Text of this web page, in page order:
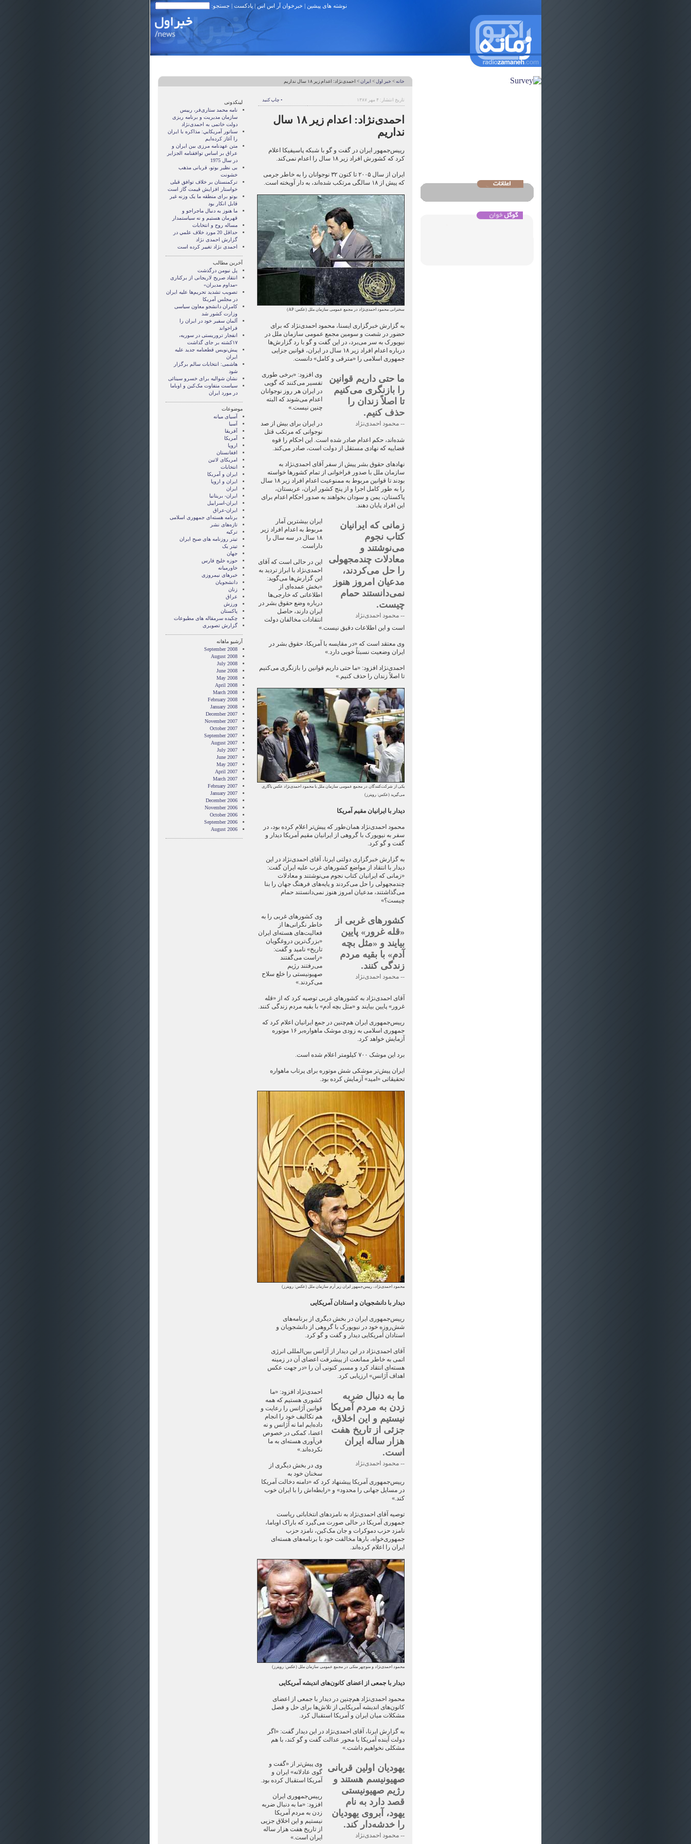
نوشته های پیشین | خبرخوان آر اس اس| پادکست | جستجو:
خانه > خبر اول > ایران > احمدی‌نژاد: اعدام زیر ۱۸ سال نداریم
تاریخ انتشار: ۴ مهر ۱۳۸۷ • چاپ کنید
احمدی‌نژاد: اعدام زیر ۱۸ سال
نداریم
رییس‌جمهور ایران در گفت و گو با شبکه‌ پاسیفیکا اعلام
کرد که کشورش افراد زیر ۱۸ سال را اعدام نمی‌کند.
ایران از سال ۲۰۰۵ تا کنون ۳۲ نوجوانان را به خاطر جرمی
که پیش از ۱۸ سالگی مرتکب شده‌‌اند، به دار آویخته است.
سخنرانی محمود احمدی‌نژاد در مجمع عمومی سازمان ملل (عکس: AP)
به گزارش خبرگزاری ایسنا، محمود احمدی‌نژاد که برای
حضور در شصت و سومین مجمع عمومی سازمان ملل در
نیویورک به سر می‌برد، در این گفت و گو با رد گزارش‌ها
درباره اعدام افراد زیر ۱۸ سال در ایران، قوانین جزایی
جمهوری اسلامی را «مترقی و کامل» دانست.
ما حتی داریم قوانین
را بازنگری می‌کنیم
تا اصلاً زندان را
حذف کنیم.
-- محمود احمدی‌نژاد
وی افزود: «برخی طوری
تفسیر می‌کنند که گویی
در ایران هر روز نوجوانان
اعدام می‌شوند که البته
چنین نیست.»
در ایران برای بیش از صد
نوجوانی که مرتکب قتل
شده‌اند، حکم اعدام صادر شده است. این احکام را قوه
قضاییه که نهادی مستقل از دولت است، صادر می‌کند.
نهاد‌های حقوق بشر پیش از سفر آقای احمدی‌نژاد به
سازمان ملل با صدور فراخوانی از تمام کشور‌ها خواسته
بودند تا قوانین مربوط به ممنوعیت اعدام افراد زیر ۱۸ سال
را به طور کامل اجرا و از پنج کشور ایران، عربستان،
پاکستان، یمن و سودان بخواهند به صدور احکام اعدام برای
این افراد پایان دهند.
زمانی که ایرانیان
کتاب نجوم
می‌نوشتند و
معادلات چندمجهولی
را حل می‌کردند،
مدعیان امروز هنوز
نمی‌دانستند حمام
چیست.
-- محمود احمدی‌نژاد
ایران بیشترین آمار
مربوط به اعدام افراد زیر
۱۸ سال در سه سال را
داراست.
این در حالی است که آقای
احمدی‌نژاد با ابراز تردید به
این گزارش‌ها می‌گوید:
«بخش عمده‌ای از
اطلاعاتی که خارجی‌ها
درباره وضع حقوق بشر در
ایران دارند، حاصل
انتقادات مخالفان دولت
است و این اطلاعات دقیق نیست.»
وی معتقد است که «در مقایسه با آمریکا، حقوق بشر در
ایران وضعیت نسبتاً خوبی دارد.»
احمدی‌نژاد افزود: «ما حتی داریم قوانین را بازنگری می‌کنیم
تا اصلاً زندان را حذف کنیم.»
یکی از شرکت‌کنندگان در مجمع عمومی سازمان ملل با محمود احمدی‌نژاد عکس یاگاری
می‌گیرید (عکس: رویترز)
دیدار با ایرانیان مقیم آمریکا
محمود احمدی‌نژاد همان‌طور که پیش‌تر اعلام کرده بود، در
سفر به نیویورک با گروهی از ایرانیان مقیم آمریکا دیدار و
گفت و گو کرد.
به گزارش خبرگزاری دولتی ایرنا، آقای احمدی‌نژاد در این
دیدار با انتقاد از مواضع کشور‌های غرب علیه ایران گفت:
«زمانی که ایرانیان کتاب نجوم می‌نوشتند و معادلات
چندمجهولی را حل می‌کردند و پایه‌های فرهنگ جهان را بنا
می‌گذاشتند، مدعیان امروز هنوز نمی‌دانستند حمام
چیست؟»
کشور‌های غربی از
«قله غرور» پایین
بیایند و «مثل بچه
آدم» با بقیه مردم
زندگی کنند.
-- محمود احمدی‌نژاد
وی کشور‌های غربی را به
خاطر نگرانی‌ها از
فعالیت‌های هسته‌ای ایران
«بزرگ‌ترین دروغگویان
تاریخ» نامید و گفت:
«راست می‌گفتند
می‌رفتند رژیم
صهیونیستی را خلع سلاح
می‌کردند.»
آقای احمدی‌نژاد به کشور‌های غربی توصیه کرد که از «قله
غرور» پایین بیایند و «مثل بچه آدم» با بقیه مردم زندگی کنند.
رییس‌جمهوری ایران هم‌چنین در جمع ایرانیان اعلام کرد که
جمهوری اسلامی به زودی موشک ماهواره‌‌بر ۱۶ موتوره
آزمایش خواهد کرد.
برد این موشک ۷۰۰ کیلومتر اعلام شده است.
ایران پیش‌تر موشکی شش موتوره برای پرتاب ماهواره
تحقیقاتی «امید» آزمایش کرده بود.
محمود احمدی‌نژاد، رییس‌جمهور ایران زیر آرم سازمان ملل (عکس: رویترز)
دیدار با دانشجویان و استادان آمریکایی
رییس‌جمهوری ایران در بخش دیگری از برنامه‌های
شش‌روزه خود در نیویورک با گروهی از دانشجویان و
استادان آمریکایی دیدار و گفت و گو کرد.
آقای احمدی‌نژاد در این دیدار از آژانس بین‌المللی انرژی
اتمی به خاطر ممانعت از پیشرفت اعضای آن در زمینه
هسته‌ای انتقاد کرد و مسیر کنونی آن را «در جهت عکس
اهداف آژانس» ارزیابی کرد.
ما به دنبال ضربه
زدن به مردم آمریکا
نیستیم و این اخلاق،
جزئی از تاریخ هفت
هزار ساله ایران
است.
-- محمود احمدی‌نژاد
احمدی‌نژاد افزود: «ما
کشوری هستیم که همه
قوانین آژانس را رعایت و
هم تکالیف خود را انجام
داده‌ایم اما نه آژانس و نه
اعضا، کمکی در خصوص
فن‌آوری هسته‌ای به ما
نکرده‌اند.»
وی در بخش دیگری از
سخنان خود به
رییس‌جمهوری آمریکا پیشنهاد کرد که «دامنه دخالت آمریکا
در مسایل جهانی را محدود» و «رابطه‌اش را با ایران خوب
کند.»
توصیه آقای احمدی‌نژاد به نامزد‌های انتخاباتی ریاست
جمهوری آمریکا در حالی صورت می‌گیرد که باراک اوباما،
نامزد حزب دموکرات و جان مک‌کین، نامزد حزب
جمهوری‌خواه، بارها مخالفت خود با برنامه‌های هسته‌ای
ایران را اعلام کرده‌اند.
محمود احمدی‌نژاد و منوچهر متکی در مجمع عمومی سازمان ملل (عکس: رویترز)
دیدار با جمعی از اعضای کانون‌های اندیشه آمریکایی
محمود احمدی‌نژاد هم‌چنین در دیدار با جمعی از اعضای
کانون‌های اندیشه آمریکایی از تلاش‌ها برای حل و فصل
مشکلات میان ایران و آمریکا استقبال کرد.
به گزارش ایرنا، آقای احمدی‌نژاد در این دیدار گفت: «اگر
دولت آینده آمریکا با محور عدالت گفت و گو کند، با هم
مشکلی نخواهیم داشت.»
یهودیان اولین قربانی
صهیونیسم هستند و
رژیم صهیونیستی
قصد دارد به نام
یهود، آبروی یهودیان
را خدشه‌دار کند.
-- محمود احمدی‌نژاد
وی پیش‌تر از «گفت و
گوی عادلانه» ایران و
آمریکا استقبال کرده بود.
رییس‌جمهوری ایران
افزود: «ما به دنبال ضربه
زدن به مردم آمریکا
نیستیم و این اخلاق جزیی
از تاریخ هفت هزار ساله
ایران است.»
لینکدونی
نامه محمد ستاری‌فر، رییس
سازمان مدیریت و برنامه ریزی
دولت خاتمی به احمدی‌نژاد
سناتور آمريکايي: مذاکره با ايران
را آغاز کرده‌ايم
متن عهدنامه مرزى بين ايران و
عراق بر اساس توافقنامه الجزاير
در سال 1975
بی نظیر بوتو، قربانی مذهب
خشونت
ترکمنستان بر خلاف توافق قبلی
خواستار افزایش قیمت گاز است
بوتو برای منطقه ما یک وزنه غیر
قابل انکار بود
ما هنوز به دنبال ماجراجو و
قهرمان هستيم و نه سياستمدار
مساله روح و انتخابات
حداقل 20 مورد خلاف علمي در
گزارش احمدی نژاد
احمدی نژاد تغییر کرده است
آخرین مطالب
پل نیومن درگذشت
انتقاد صریح لاریجانی از برکناری‌
«مداوم مدیران»
تصویب تشدید تحریم‌ها علیه ایران
در مجلس آمریکا
کامران دانشجو معاون سیاسی
وزارت کشور شد
آلمان سفیر خود در ایران را
فراخواند
انفجار تروریستی در سوریه،
۱۷کشته بر جای گذاشت
پیش‌نویس قطعنامه جدید علیه
ایران
هاشمی: انتخابات سالم برگزار
شود
نشان شوالیه برای خسرو سینائی
سیاست متفاوت مک‌کین و اوباما
در مورد ایران
موضوعات
آسيای ميانه
آسیا
آفریقا
آمریکا
اروپا
افغانستان
امریکای لاتین
انتخابات
ايران و آمريکا
ايران و اروپا
ایران
ایران- بریتانیا
ایران-اسراییل
ایران-عراق
برنامه هسته‌ای جمهوری اسلامی
تازه‌های نشر
ترکیه
تیتر روزنامه های صبح ایران
تیتر یک
جهان
حوزه خلیج فارس
خاورمیانه
خبرهای نیمروزی
دانشجویان
زنان
عراق
ورزش
پاکستان
چکیده سرمقاله های مطبوعات
گزارش تصويری
آرشیو ماهانه
September 2008
August 2008
July 2008
June 2008
May 2008
April 2008
March 2008
February 2008
January 2008
December 2007
November 2007
October 2007
September 2007
August 2007
July 2007
June 2007
May 2007
April 2007
March 2007
February 2007
January 2007
December 2006
November 2006
October 2006
September 2006
August 2006